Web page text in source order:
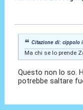
Citazione di: cippolo
Ma chi se lo prende
Questo non lo so.
potrebbe saltare